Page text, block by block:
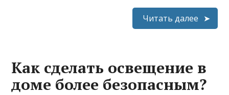
Читать далее
Как сделать освещение в
доме более безопасным?